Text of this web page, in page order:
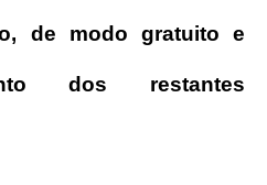
de modo gratuito e
dos restantes